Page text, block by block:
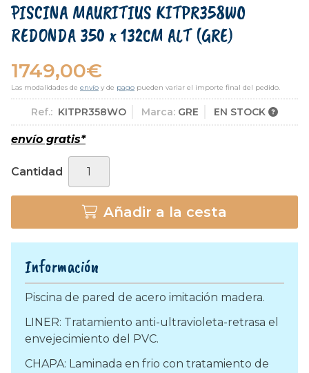
PISCINA MAURITIUS KITPR358WO
REDONDA 350 x 132CM ALT (GRE)
1749,00€
Las modalidades de envío y de pago pueden variar el importe final del pedido.
Ref.: KITPR358WO Marca: GRE EN STOCK
envío gratis*
Cantidad
Añadir a la cesta
Información
Piscina de pared de acero imitación madera.
LINER: Tratamiento anti-ultravioleta-retrasa el
envejecimiento del PVC.
CHAPA: Laminada en frio con tratamiento de